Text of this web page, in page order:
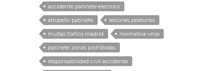
accidente patinete electrico
atropello patinete
lesiones peatones
multas trafico madrid
normativa vmp
patinete zonas prohibidas
responsabilidad civil accidente